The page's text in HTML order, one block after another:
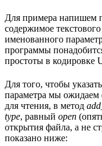
Для примера напишем
содержимое
именованного
программы
простоты в кодировке
Для того, чтобы указать
параметра мы
для чтения, в метод
type, равный open
открытия файла, а не
показано ниже: